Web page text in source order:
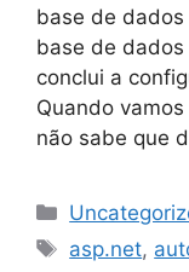
base de dados
base de
conclui a
Quando
não sabe que
Categories
Tags
asp.net,